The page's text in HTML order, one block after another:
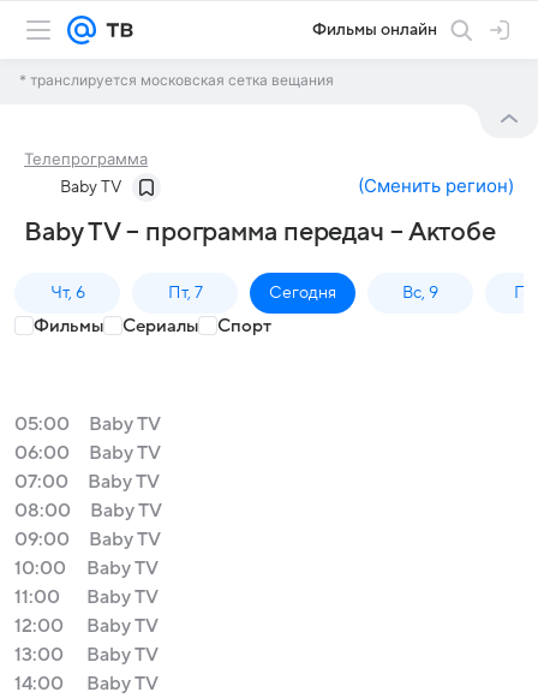
Фильмы онлайн
* транслируется московская сетка вещания
Телепрограмма
Baby TV (Сменить регион)
Baby TV – программа передач – Актобе
Чт, 6 Пт, 7 Сегодня Вс, 9
Фильмы Сериалы Спорт
05:00
Baby TV
06:00
Baby TV
07:00
Baby TV
08:00
Baby TV
09:00
Baby TV
10:00
Baby TV
11:00
Baby TV
12:00
Baby TV
13:00
Baby TV
14:00
Baby TV